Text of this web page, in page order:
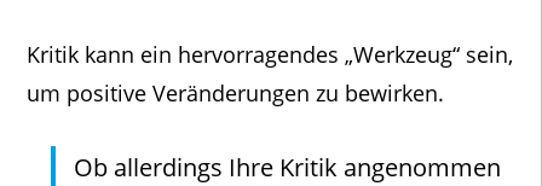
Kritik kann ein hervorragendes „Werkzeug“ sein,
um positive Veränderungen zu bewirken.
Ob allerdings Ihre Kritik angenommen